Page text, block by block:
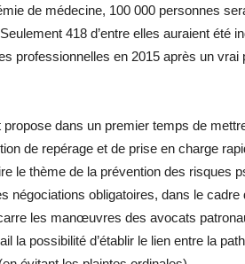
de médecine, 100 000 personnes
418 d’entre elles auraient été
professionnelles en 2015 après un vrai
propose dans un premier temps de
de repérage et de prise en charge
le thème de la prévention des risques
négociations obligatoires, dans le cadre
les manœuvres des avocats
la possibilité d’établir le lien entre la